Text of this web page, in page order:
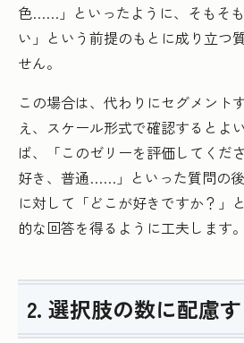
色……」といったように、そもそ
い」という前提のもとに成り立つ
せん。
この場合は、代わりにセグメント
え、スケール形式で確認するとよ
ば、「このゼリーを評価してくだ
好き、普通……」といった質問の
に対して「どこが好きですか？」
的な回答を得るように工夫します。
2. 選択肢の数に配慮